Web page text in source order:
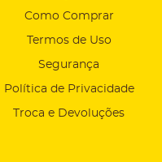
Como Comprar
Termos de Uso
Segurança
Política de Privacidade
Troca e Devoluções